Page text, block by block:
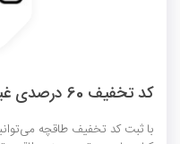
کد تخفیف 60 درصدی غیر اول طاقچه
با ثبتکد تخفیف طاقچه